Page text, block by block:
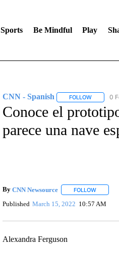
Sports Be Mindful Play
CNN - Spanish FOLLOWFOLLOW
0
Conoce el
parece una nave
By CNN Newsource FOLLOW
Published March 15, 2022 10:57 AM
Alexandra Ferguson